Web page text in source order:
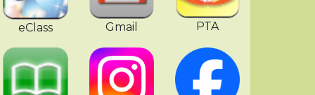
eClass Gmail PTA